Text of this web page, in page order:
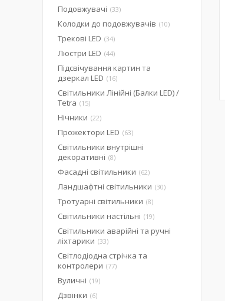
Подовжувачі 33
Колодки до подовжувачів 10
Трекові LED 34
Люстри LED 44
Підсвічування картин та
дзеркал LED
16
Світильники Лінійні (Балки LED) /
Tetra
15
Нічники 22
Прожектори LED 63
Світильники внутрішні
декоративні 8
Фасадні світильники 62
Ландшафтні світильники 30
Тротуарні світильники 8
Світильники настільні 19
Світильники аварійні та ручні
ліхтарики 33
Світлодіодна стрічка та
контролери
77
Вуличні 19
Дзвінки 6